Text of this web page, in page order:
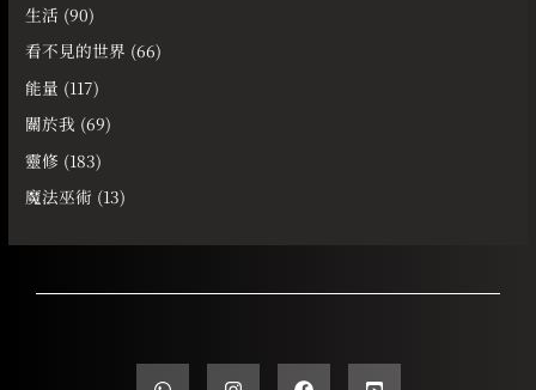
生活 (90)
看不見的世界 (66)
能量 (117)
關於我 (69)
靈修 (183)
魔法巫術 (13)